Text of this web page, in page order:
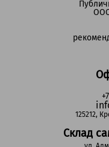
125212,
Склад